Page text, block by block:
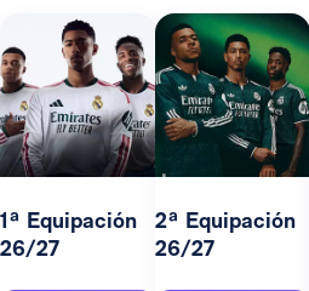
1ª Equipación
26/27
2ª Equipación
26/27